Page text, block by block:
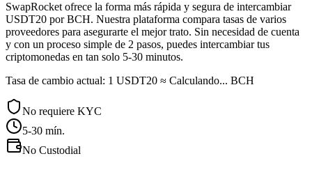
SwapRocket ofrece la forma más rápida y segura de intercambiar
USDT20 por BCH. Nuestra plataforma compara tasas de varios
proveedores para asegurarte el mejor trato. Sin necesidad de cuenta
y con un proceso simple de 2 pasos, puedes intercambiar tus
criptomonedas en tan solo 5-30 minutos.
Tasa de cambio actual: 1 USDT20 ≈ Calculando... BCH
No requiere KYC
5-30 mín.
No Custodial